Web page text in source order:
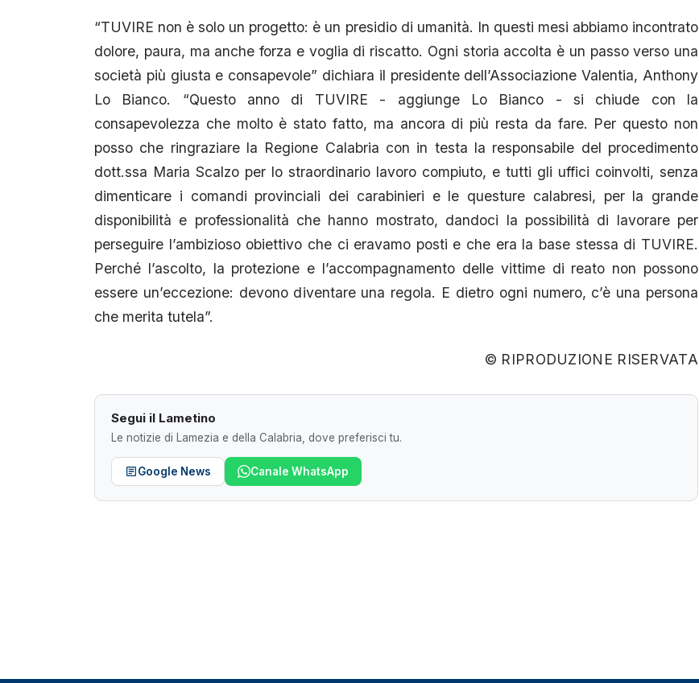
“TUVIRE non è solo un progetto: è un presidio di umanità. In questi mesi abbiamo incontrato
dolore, paura, ma anche forza e voglia di riscatto. Ogni storia accolta è un passo verso una
società più giusta e consapevole” dichiara il presidente dell’Associazione Valentia, Anthony
Lo Bianco. “Questo anno di TUVIRE - aggiunge Lo Bianco - si chiude con la
consapevolezza che molto è stato fatto, ma ancora di più resta da fare. Per questo non
posso che ringraziare la Regione Calabria con in testa la responsabile del procedimento
dott.ssa Maria Scalzo per lo straordinario lavoro compiuto, e tutti gli uffici coinvolti, senza
dimenticare i comandi provinciali dei carabinieri e le questure calabresi, per la grande
disponibilità e professionalità che hanno mostrato, dandoci la possibilità di lavorare per
perseguire l’ambizioso obiettivo che ci eravamo posti e che era la base stessa di TUVIRE.
Perché l’ascolto, la protezione e l’accompagnamento delle vittime di reato non possono
essere un’eccezione: devono diventare una regola. E dietro ogni numero, c’è una persona
che merita tutela”.
© RIPRODUZIONE RISERVATA
Segui il Lametino
Le notizie di Lamezia e della Calabria, dove preferisci tu.
Google News Canale WhatsApp